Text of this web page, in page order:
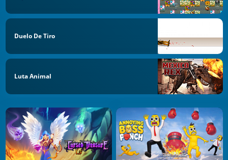
Duelo De Tiro
Luta Animal